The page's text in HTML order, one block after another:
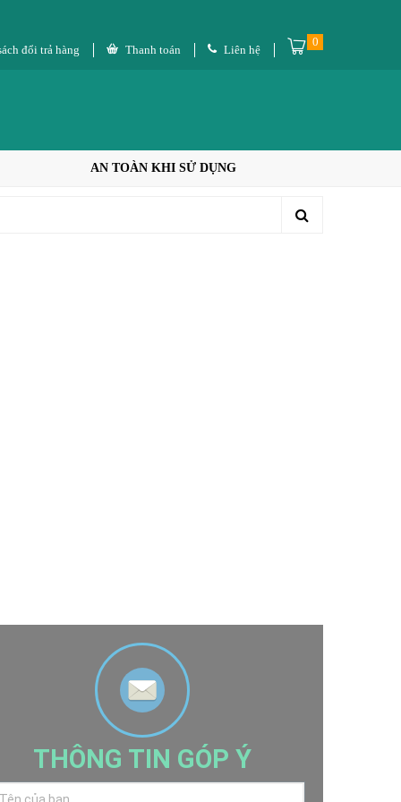
đổi trả hàng Thanh toán Liên hệ
0
AN TOÀN KHI SỬ DỤNG
THÔNG TIN GÓP Ý